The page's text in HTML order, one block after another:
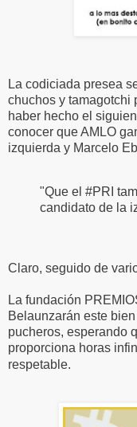
La codiciada presea
chuchos y tamagotchi
haber hecho el
conocer que AMLO
izquierda y Marcelo
"Que el #PRI
candidato de la
Claro, seguido de
La fundación
Belaunzarán este
pucheros, esperando
proporciona horas
respetable.